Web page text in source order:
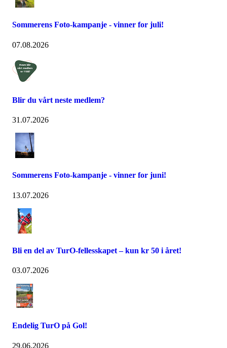
Sommerens Foto-kampanje - vinner for juli!
07.08.2026
Blir du vårt neste medlem?
31.07.2026
Sommerens Foto-kampanje - vinner for juni!
13.07.2026
Bli en del av TurO-fellesskapet – kun kr 50 i året!
03.07.2026
Endelig TurO på Gol!
29.06.2026